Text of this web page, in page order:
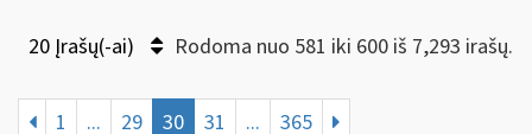
20 Įrašų(-ai) Rodoma nuo 581 iki 600 iš 7,293 irašų.
1 ... 29 30 31 ... 365